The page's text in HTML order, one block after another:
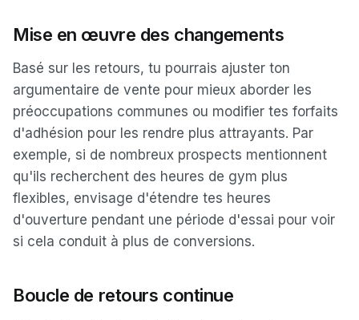
Mise en œuvre des changements
Basé sur les retours, tu pourrais ajuster ton
argumentaire de vente pour mieux aborder les
préoccupations communes ou modifier tes forfaits
d'adhésion pour les rendre plus attrayants. Par
exemple, si de nombreux prospects mentionnent
qu'ils recherchent des heures de gym plus
flexibles, envisage d'étendre tes heures
d'ouverture pendant une période d'essai pour voir
si cela conduit à plus de conversions.
Boucle de retours continue